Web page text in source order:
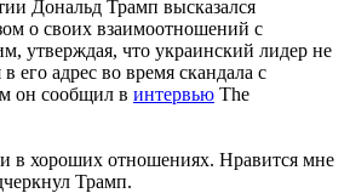
Дональд Трамп высказался
о своих взаимоотношений с
утверждая, что украинский лидер не
его адрес во время скандала с
он сообщил в интервью The
в хороших отношениях. Нравится мне
Трамп.